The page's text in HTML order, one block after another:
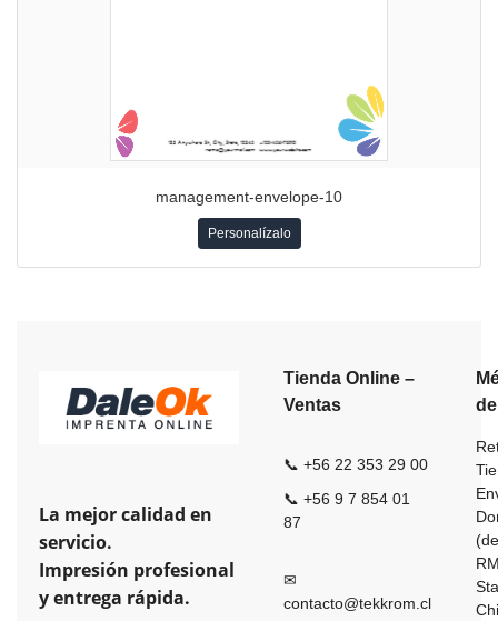
management-envelope-10
Personalízalo
La mejor calidad en
servicio.
Impresión profesional
y entrega rápida.
Tienda Online –
Ventas
📞 +56 22 353 29 00
📞 +56 9 7 854 01
87
✉
contacto@tekkrom.cl